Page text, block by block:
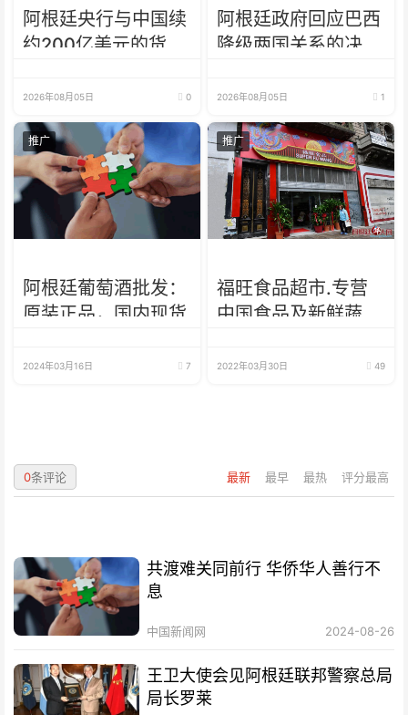
阿根廷央行与中国续
约200亿美元的货币
2026年08月05日 0
阿根廷政府回应巴西
降级两国关系的决
题
2026年08月05日 1
推广
阿根廷葡萄酒批发：
原装正品，国内现货
2024年03月16日 7
推广
福旺食品超市.专营
中国食品及新鲜蔬
2022年03月30日 49
最新 最早 最热 评分最高
0条评论
共渡难关同前行 华侨华人善行不
息
中国新闻网 2024-08-26
王卫大使会见阿根廷联邦警察总局
局长罗莱